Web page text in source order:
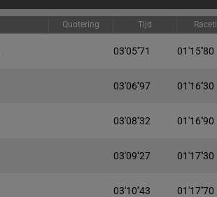
Quotering Tijd
03'05''71 01'15''80
03'06''97 01'16''30
03'08''32 01'16''90
03'09''27 01'17''30
03'10''43 01'17''70